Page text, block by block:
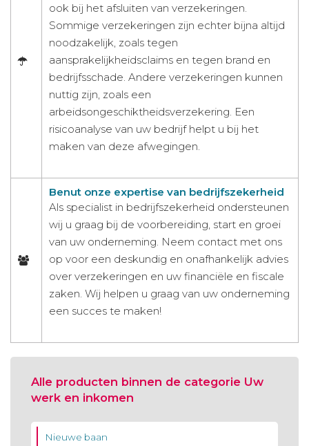
ook bij het afsluiten van verzekeringen.
Sommige verzekeringen zijn echter bijna altijd
noodzakelijk, zoals tegen
aansprakelijkheidsclaims en tegen brand en
bedrijfsschade. Andere verzekeringen kunnen
nuttig zijn, zoals een
arbeidsongeschiktheidsverzekering. Een
risicoanalyse van uw bedrijf helpt u bij het
maken van deze afwegingen.
Benut onze expertise van bedrijfszekerheid
Als specialist in bedrijfszekerheid ondersteunen
wij u graag bij de voorbereiding, start en groei
van uw onderneming. Neem contact met ons
op voor een deskundig en onafhankelijk advies
over verzekeringen en uw financiële en fiscale
zaken. Wij helpen u graag van uw onderneming
een succes te maken!
Alle producten binnen de categorie Uw
werk en inkomen
Nieuwe baan